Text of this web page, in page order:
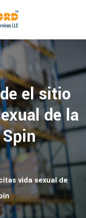
el sitio
de la
vida sexual de